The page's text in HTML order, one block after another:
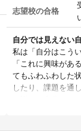
志望校の合格
自分では見えない
私は「自分はこう
「これに興味があ
てもふわふわした
したり、課題を通
と詳しく自分のこ
も質問できるので